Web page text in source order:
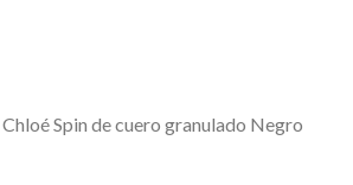
Spin de cuero granulado Negro